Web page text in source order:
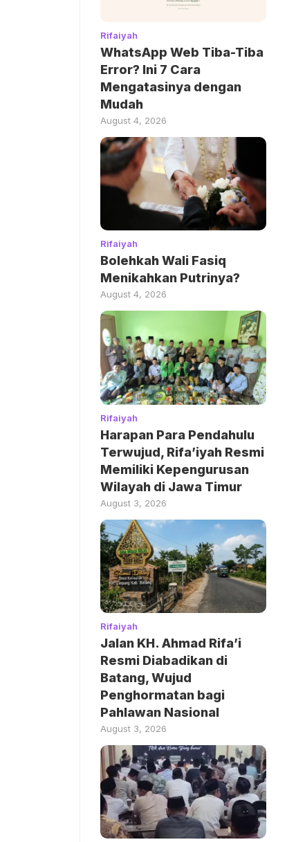
Rifaiyah
WhatsApp Web Tiba-Tiba
Error? Ini 7 Cara
Mengatasinya dengan
Mudah
August 4, 2026
Rifaiyah
Bolehkah Wali Fasiq
Menikahkan Putrinya?
August 4, 2026
Rifaiyah
Harapan Para Pendahulu
Terwujud, Rifa’iyah Resmi
Memiliki Kepengurusan
Wilayah di Jawa Timur
August 3, 2026
Rifaiyah
Jalan KH. Ahmad Rifa’i
Resmi Diabadikan di
Batang, Wujud
Penghormatan bagi
Pahlawan Nasional
August 3, 2026